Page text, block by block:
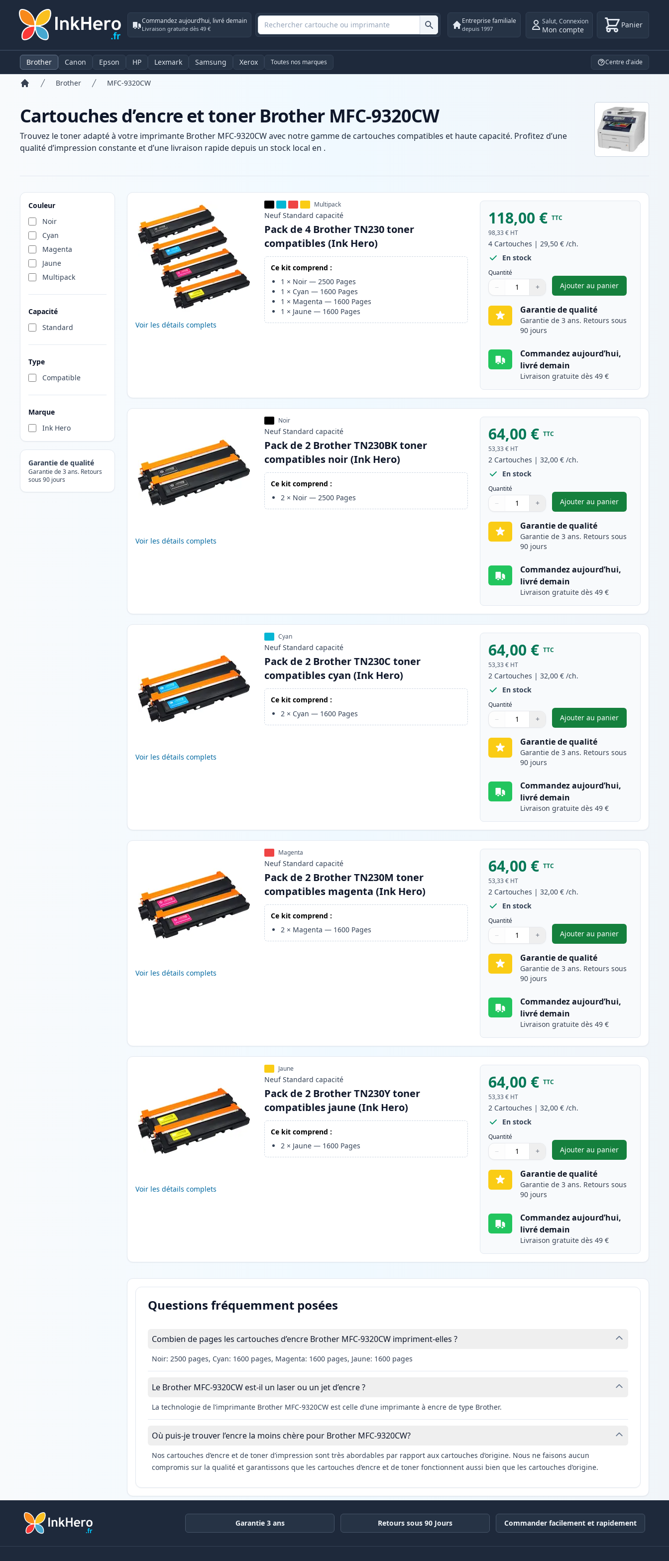
Commandez aujourd’hui, livré demain
Livraison gratuite dès 49 €
Entreprise familiale
depuis 1997
Salut,Connexion
Mon compte Panier
Brother Canon Epson HP Lexmark Samsung Xerox Toutes nos marques Centre d'aide
Brother MFC-9320CW
Cartouches d’encre et toner Brother MFC-9320CW
Trouvez le toner adapté à votre imprimante Brother MFC-9320CW avec notre gamme de cartouches compatibles et haute capacité. Profitez d’une
qualité d’impression constante et d’une livraison rapide depuis un stock local en .
Couleur
Noir
Cyan
Magenta
Jaune
Multipack
Capacité
Standard
Type
Compatible
Marque
Ink Hero
Garantie de qualité
Garantie de 3 ans. Retours
sous 90 jours
Produits
Voir les détails complets
Multipack
Neuf Standard capacité
Pack de 4 Brother TN230 toner
compatibles (Ink Hero)
Ce kit comprend :
1 × Noir —2500 Pages
1 × Cyan — 1600 Pages
1 × Magenta — 1600 Pages
1 × Jaune — 1600 Pages
118,00 € TTC
98,33 € HT
4 Cartouches |29,50 € /ch.
En stock
Quantité
Quantité
Utilisez les boutons pour ajuster
− +
Quantité
Ajouter au panier
,Pack de 4 Brother
Garantie de qualité
Garantie de 3 ans. Retours sous
90 jours
Commandez aujourd’hui,
livré demain
Livraison gratuite dès 49 €
Voir les détails complets
Noir
Neuf Standard capacité
Pack de 2 Brother TN230BK toner
compatibles noir (Ink Hero)
Ce kit comprend :
2 × Noir —2500 Pages
64,00 € TTC
53,33 € HT
2 Cartouches |32,00 € /ch.
En stock
Quantité
Quantité
Utilisez les boutons pour ajuster
− +
Quantité
Ajouter au panier
,Pack de 2 Brother
Garantie de qualité
Garantie de 3 ans. Retours sous
90 jours
Commandez aujourd’hui,
livré demain
Livraison gratuite dès 49 €
Voir les détails complets
Cyan
Neuf Standard capacité
Pack de 2 Brother TN230C toner
compatibles cyan (Ink Hero)
Ce kit comprend :
2 × Cyan — 1600 Pages
64,00 € TTC
53,33 € HT
2 Cartouches |32,00 € /ch.
En stock
Quantité
Quantité
Utilisez les boutons pour ajuster
− +
Quantité
Ajouter au panier
,Pack de 2 Brother
Garantie de qualité
Garantie de 3 ans. Retours sous
90 jours
Commandez aujourd’hui,
livré demain
Livraison gratuite dès 49 €
Voir les détails complets
Magenta
Neuf Standard capacité
Pack de 2 Brother TN230M toner
compatibles magenta (Ink Hero)
Ce kit comprend :
2 × Magenta — 1600 Pages
64,00 € TTC
53,33 € HT
2 Cartouches |32,00 € /ch.
En stock
Quantité
Quantité
Utilisez les boutons pour ajuster
− +
Quantité
Ajouter au panier
,Pack de 2 Brother
Garantie de qualité
Garantie de 3 ans. Retours sous
90 jours
Commandez aujourd’hui,
livré demain
Livraison gratuite dès 49 €
Voir les détails complets
Jaune
Neuf Standard capacité
Pack de 2 Brother TN230Y toner
compatibles jaune (Ink Hero)
Ce kit comprend :
2 × Jaune — 1600 Pages
64,00 € TTC
53,33 € HT
2 Cartouches |32,00 € /ch.
En stock
Quantité
Quantité
Utilisez les boutons pour ajuster
− +
Quantité
Ajouter au panier
,Pack de 2 Brother
Garantie de qualité
Garantie de 3 ans. Retours sous
90 jours
Commandez aujourd’hui,
livré demain
Livraison gratuite dès 49 €
Questions fréquemment posées
Combien de pages les cartouches d’encre Brother MFC-9320CW impriment-elles ?
Noir: 2500 pages, Cyan: 1600 pages, Magenta: 1600 pages, Jaune: 1600 pages
Le Brother MFC-9320CW est-il un laser ou un jet d’encre ?
La technologie de l’imprimante Brother MFC-9320CW est celle d’une imprimante à encre de type Brother.
Où puis-je trouver l’encre la moins chère pour Brother MFC-9320CW?
Nos cartouches d’encre et de toner d’impression sont très abordables par rapport aux cartouches d’origine. Nous ne faisons aucun
compromis sur la qualité et garantissons que les cartouches d’encre et de toner fonctionnent aussi bien que les cartouches d’origine.
Garantie 3 ans Retours sous 90 Jours Commander facilement et rapidement